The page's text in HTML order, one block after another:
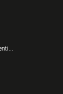
Politique de confidentialité